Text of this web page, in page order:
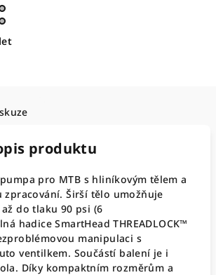
produktu
pro MTB s hliníkovým tělem a
zpracování. Širší tělo umožňuje
do tlaku 90 psi (6
hadice SmartHead THREADLOCK™
manipulaci s
ventilkem. Součástí balení je i
Díky kompaktním rozměrům a